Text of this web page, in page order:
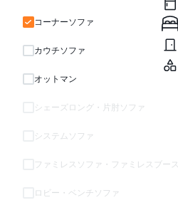
コーナーソファ
カウチソファ
オットマン
シェーズロング・片肘ソファ
システムソファ
ファミレスソファ・ファミレスブース
ロビー・ベンチソファ